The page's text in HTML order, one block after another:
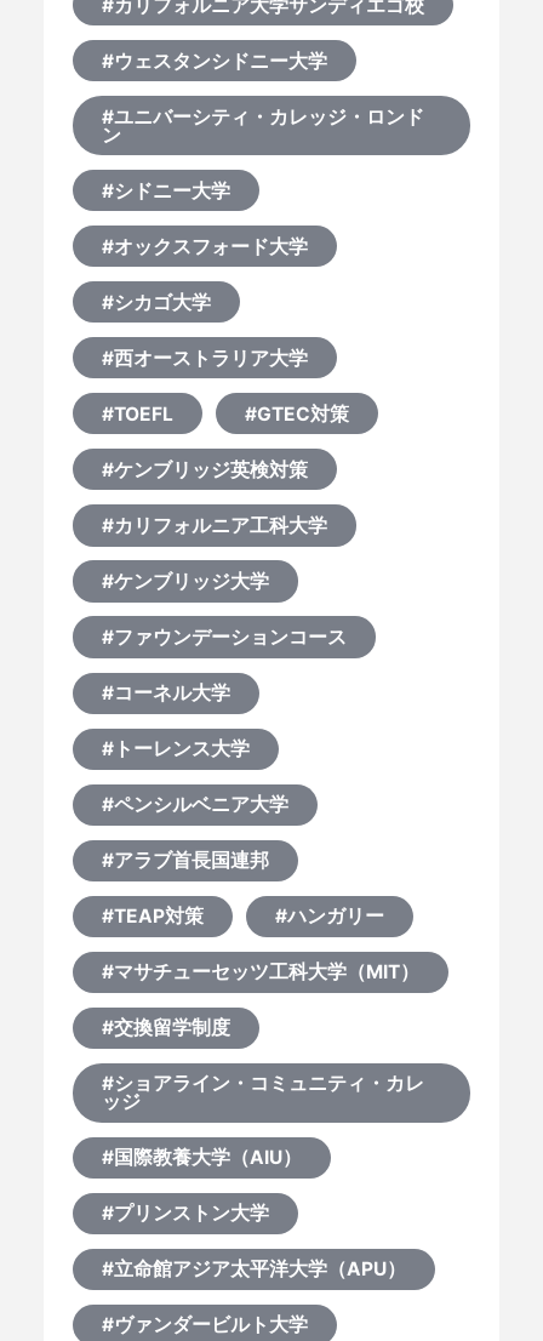
#カリフォルニア大学サンディエゴ校
#ウェスタンシドニー大学
#ユニバーシティ・カレッジ・ロンド
ン
#シドニー大学
#オックスフォード大学
#シカゴ大学
#西オーストラリア大学
#TOEFL #GTEC対策
#ケンブリッジ英検対策
#カリフォルニア工科大学
#ケンブリッジ大学
#ファウンデーションコース
#コーネル大学
#トーレンス大学
#ペンシルベニア大学
#アラブ首長国連邦
#TEAP対策 #ハンガリー
#マサチューセッツ工科大学（MIT）
#交換留学制度
#ショアライン・コミュニティ・カレ
ッジ
#国際教養大学（AIU）
#プリンストン大学
#立命館アジア太平洋大学（APU）
#ヴァンダービルト大学